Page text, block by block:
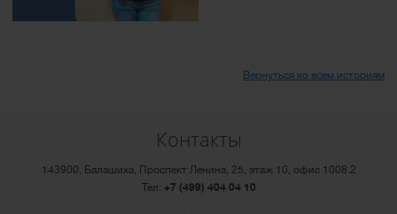
Вернуться ко всем историям
Контакты
143900, Балашиха, Проспект Ленина, 25, этаж 10, офис 1008.2
Тел: +7 (499) 404 04 10